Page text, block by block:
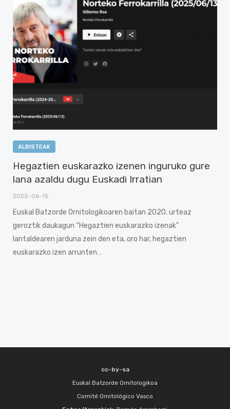
ALBISTEAK
Hegaztien euskarazko izenen inguruko gure
lana azaldu dugu Euskadi Irratian
2025-06-15
Euskal Batzorde Ornitologikoaren baitan 2020. urteaz
geroztik daukagun “Hegaztien euskarazko izenak”
lantaldearen jarduna zein den eta, oro har, hegaztien
euskarazko izen arrunten…
cc-by-sa
Euskal Batzorde Ornitologikoa
Comité Ornitológico Vasco